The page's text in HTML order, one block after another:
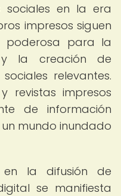
sociales en la era
impresos siguen
poderosa para la
y la creación de
relevantes.
revistas impresos
de información
mundo inundado
la difusión de
se manifiesta